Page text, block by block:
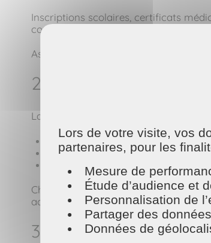
Inscriptions scolaires, certificats
course de dernière minute.
Astuce : listez tout ce qui doit être
2. Faire le tri et
La rentrée est l’occasion parfaite pour :
Trier vêtements, papiers, jouets…
Ranger les espaces de travail
Remettre à neuf les pièces clés de la
Chez Maison et Services, nos
accompagne pour repartir sur de
3. Reprendre
Lors de votre visite, vos
partenaires, pour les
Mesure de
Étude d’audience et
Personnalisation de
Partager des
Données de